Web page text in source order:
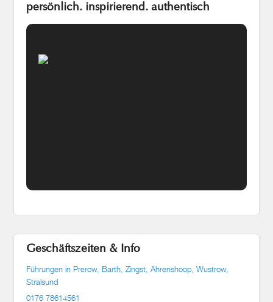
persönlich. inspirierend. authentisch
Geschäftszeiten & Info
Führungen in Prerow, Barth, Zingst, Ahrenshoop, Wustrow,
Stralsund
0176 78614561